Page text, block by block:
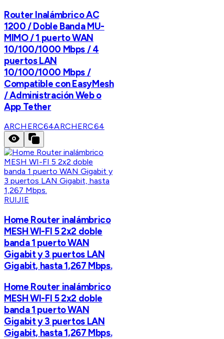
Router Inalámbrico AC
1200 / Doble Banda MU-
MIMO / 1 puerto WAN
10/100/1000 Mbps / 4
puertos LAN
10/100/1000 Mbps /
Compatible con EasyMesh
/ Administración Web o
App Tether
ARCHERC64ARCHERC64
RUIJIE
Home Router inalámbrico
MESH WI-FI 5 2x2 doble
banda 1 puerto WAN
Gigabit y 3 puertos LAN
Gigabit, hasta 1,267 Mbps.
Home Router inalámbrico
MESH WI-FI 5 2x2 doble
banda 1 puerto WAN
Gigabit y 3 puertos LAN
Gigabit, hasta 1,267 Mbps.